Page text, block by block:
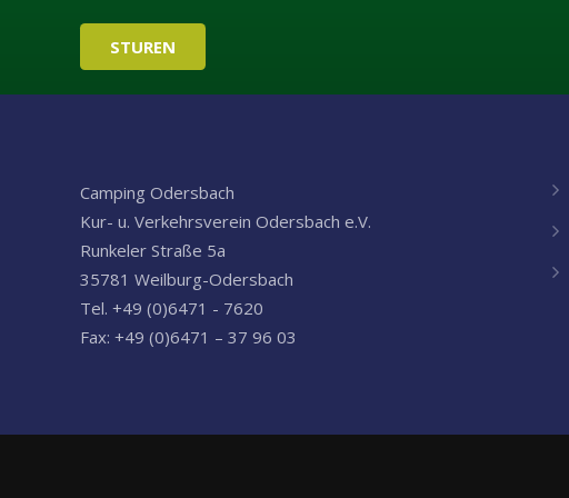
Camping Odersbach
Kur- u. Verkehrsverein Odersbach e.V.
Runkeler Straße 5a
35781 Weilburg-Odersbach
Tel. +49 (0)6471 - 7620
Fax: +49 (0)6471 – 37 96 03